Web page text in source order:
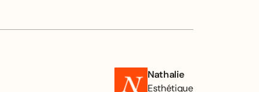
Nathalie
Esthétique